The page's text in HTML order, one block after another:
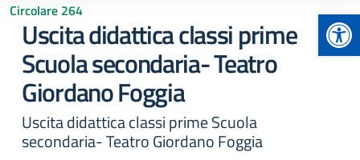
Circolare 264
Uscita didattica classi prime
Scuola secondaria- Teatro
Giordano Foggia
Uscita didattica classi prime Scuola
secondaria- Teatro Giordano Foggia